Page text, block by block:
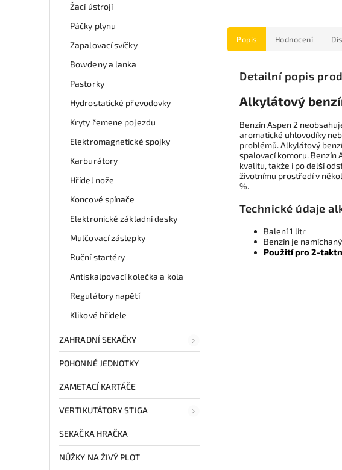
Žací ústrojí
Páčky plynu
Zapalovací svíčky
Bowdeny a lanka
Pastorky
Hydrostatické převodovky
Kryty řemene pojezdu
Elektromagnetické spojky
Karburátory
Hřídel nože
Koncové spínače
Elektronické základní desky
Mulčovací záslepky
Ruční startéry
Antiskalpovací kolečka a kola
Regulátory napětí
Klikové hřídele
ZAHRADNÍ SEKAČKY
POHONNÉ JEDNOTKY
ZAMETACÍ KARTÁČE
VERTIKUTÁTORY STIGA
SEKAČKA HRAČKA
NŮŽKY NA ŽIVÝ PLOT
Popis Hodnocení
Detailní popis
Alkylátový
Benzín Aspen 2
aromatické uhlovodíky
problémů. Alkylátový
spalovací komoru. Benzín
kvalitu, takže i po delší
životnímu prostředí v
%.
Technické údaje
Balení 1 litr
Benzín je
Použití pro 2-